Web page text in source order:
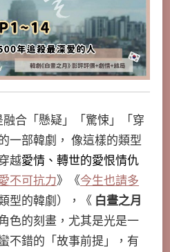
合「懸疑」「驚悚」「穿
一部韓劇， 像這樣的類型
越愛情、轉世的愛恨情仇
不可抗力》《今生也請多
型的韓劇），《 白晝之月
色的刻畫，尤其是光是一
不錯的「故事前提」，有